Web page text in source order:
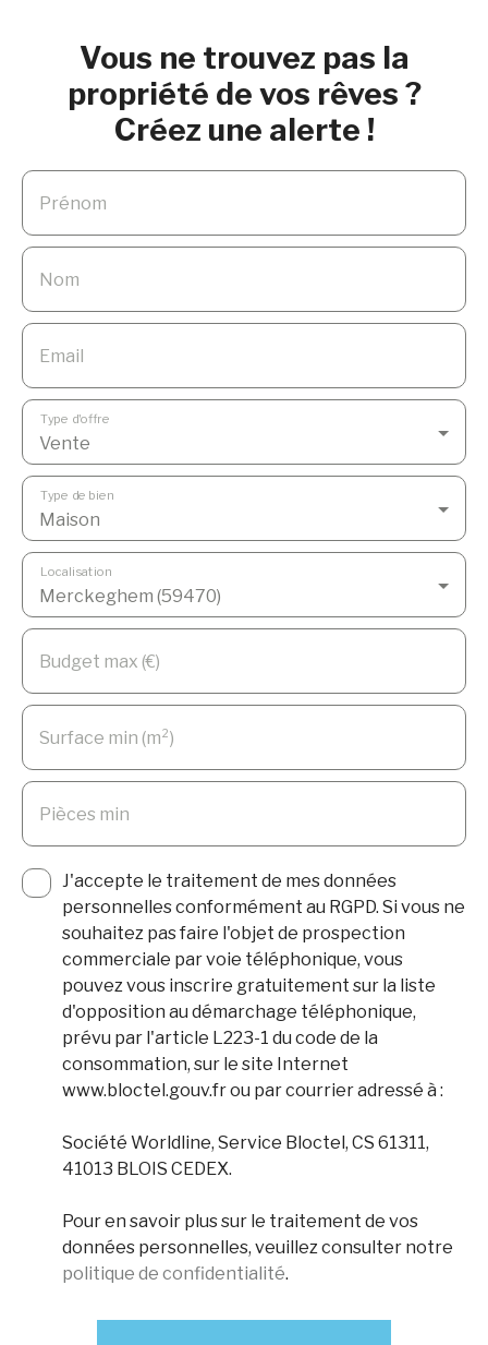
Vous ne trouvez pas la
propriété de vos rêves ?
Créez une alerte !
Prénom
Nom
Email
Vente
Type d'offre
Maison
Type de bien
Merckeghem (59470)
Localisation
Budget max (€)
Surface min (m²)
Pièces min
J'accepte le traitement de mes données
personnelles conformément au RGPD. Si vous ne
souhaitez pas faire l'objet de prospection
commerciale par voie téléphonique, vous
pouvez vous inscrire gratuitement sur la liste
d'opposition au démarchage téléphonique,
prévu par l'article L223-1 du code de la
consommation, sur le site Internet
www.bloctel.gouv.fr ou par courrier adressé à :
Société Worldline, Service Bloctel, CS 61311,
41013 BLOIS CEDEX.
Pour en savoir plus sur le traitement de vos
données personnelles, veuillez consulter notre
politique de confidentialité.